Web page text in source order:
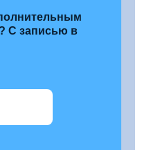
С записью в